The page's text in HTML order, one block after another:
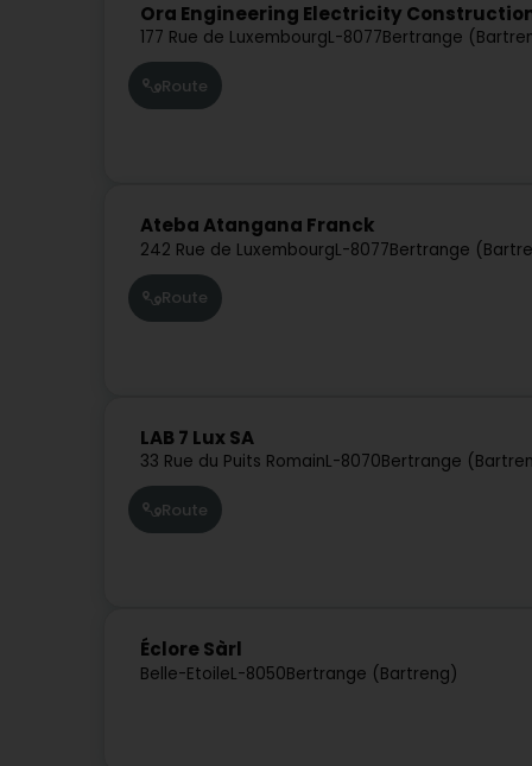
Ora Engineering Electricity
177 Rue de LuxembourgL-8077Bertrange
Route
Ateba Atangana Franck
242 Rue de LuxembourgL-8077Bertrange
Route
LAB 7 Lux SA
33 Rue du Puits RomainL-8070Bertrange
Route
Éclore Sàrl
Belle-EtoileL-8050Bertrange (Bartreng)